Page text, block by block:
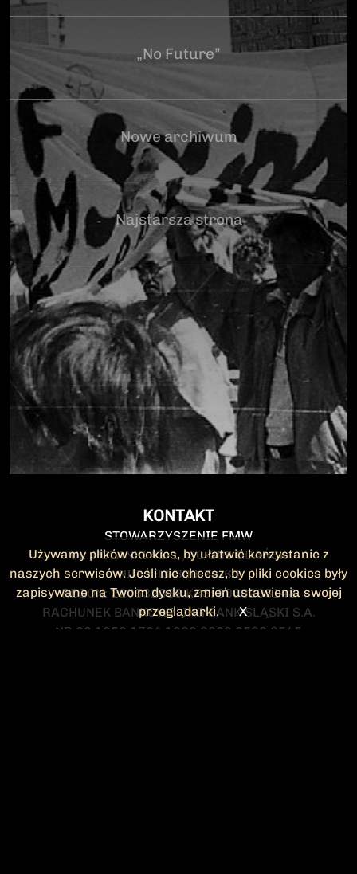
„No Future”
Nowe archiwum
Najstarsza strona
KONTAKT
STOWARZYSZENIE FMW
UL. POLANKI 41-1 , 80-308 GDAŃSK
NIP: 583-300-74-60
REGON: 220532063 KRS: 0000295148
RACHUNEK BANKOWY: ING BANK ŚLĄSKI S.A.
NR 90 1050 1764 1000 0023 2582 8545
Używamy plików cookies, by ułatwić korzystanie z
naszych serwisów. Jeśli nie chcesz, by pliki cookies były
zapisywane na Twoim dysku, zmień ustawienia swojej
przeglądarki.
X